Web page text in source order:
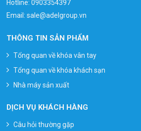
Hotline:0903354397
Email:sale@adelgroup.vn
THÔNG TIN SẢN PHẨM
Tổng quan về khóa vân tay
Tổng quan về khóa khách sạn
Nhà máy sản xuất
DỊCH VỤ KHÁCH HÀNG
Câu hỏi thường gặp